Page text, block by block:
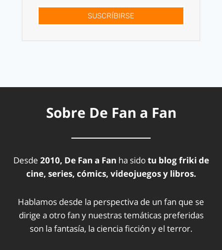
SUSCRÍBIRSE
Sobre De Fan a Fan
Desde 2010, De Fan a Fan ha sidotu blog friki de
cine, series, cómics, videojuegos y libros.
Hablamos desde la perspectiva de un fan que se
dirige a otro fan y nuestras temáticas preferidas
son la fantasía, la ciencia ficción y el terror.